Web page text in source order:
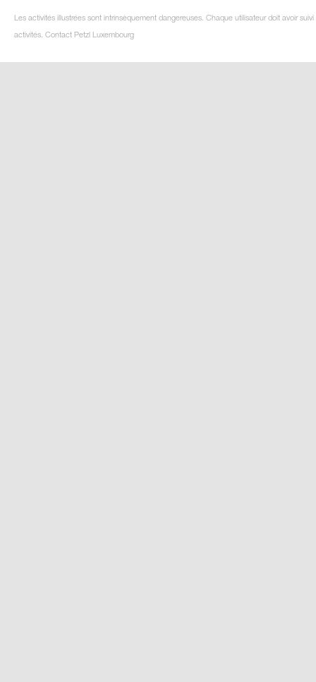
Les activités illustrées sont intrinsèquement dangereuses. Chaque utilisateur doit avoir
activités. Contact Petzl Luxembourg